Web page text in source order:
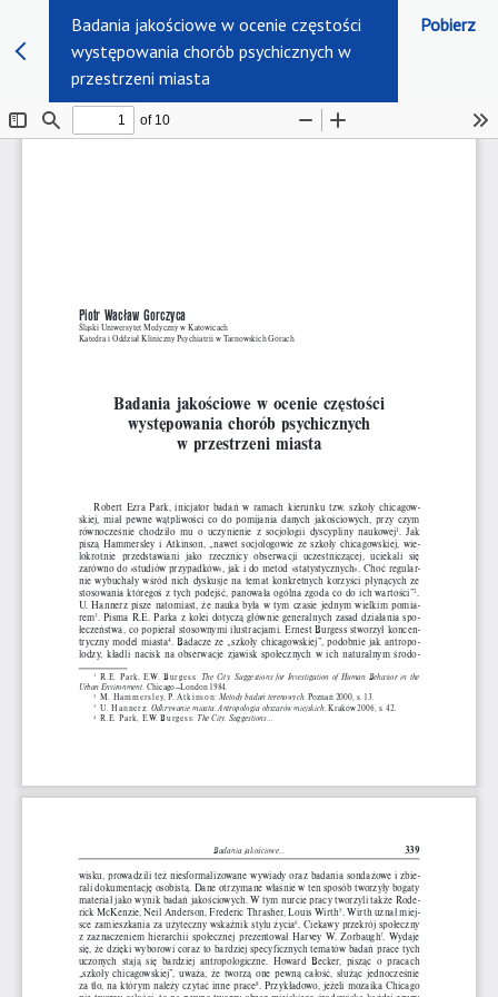
Badania jakościowe w ocenie częstości
występowania chorób psychicznych w
przestrzeni miasta
Pobierz